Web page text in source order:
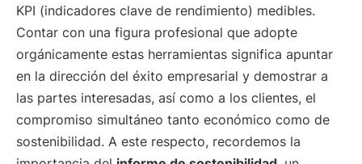
KPI (indicadores clave de rendimiento) medibles.
Contar con una figura profesional que adopte
orgánicamente estas herramientas significa apuntar
en la dirección del éxito empresarial y demostrar a
las partes interesadas, así como a los clientes, el
compromiso simultáneo tanto económico como de
sostenibilidad. A este respecto, recordemos la